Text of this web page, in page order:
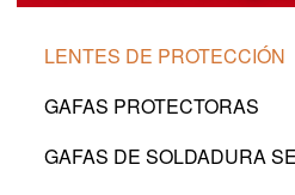
LENTES DE PROTECCIÓN
GAFAS PROTECTORAS
GAFAS DE SOLDADURA